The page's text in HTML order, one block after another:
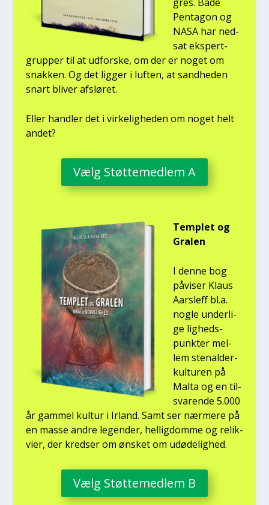
Pen­ta­gon og
NASA har ned­
sat eks­pert­
grup­per til at udfor­ske, om der er noget om
snak­ken. Og det lig­ger i luf­ten, at sand­he­den
snart bli­ver afslø­ret.
Eller hand­ler det i vir­ke­lig­he­den om noget helt
andet?
Vælg Støt­te­med­lem A
Temp­let og
Gra­len
I den­ne bog
påvi­ser Klaus
Aars­l­eff bl.a.
nog­le under­li­
ge lig­heds­
punk­ter mel­
lem ste­nal­der­
kul­tu­ren på
Mal­ta og en til­
sva­ren­de 5.000
år gam­mel kul­tur i Irland. Samt ser nær­me­re på
en mas­se andre legen­der, hel­lig­dom­me og relik­
vi­er, der kred­ser om ønsket om udø­de­lig­hed.
Vælg Støt­te­med­lem B